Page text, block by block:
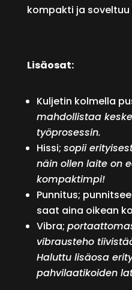
kompakti ja
Lisäosat:
Kuljetin kolmella
mahdollistaa
työprosessin.
Hissi; sopii
näin ollen laite on
kompaktimpi!
Punnitus;
saat aina oikean
Vibra;
vibrausteho
Haluttu lisäosa
pahvilaatikoiden